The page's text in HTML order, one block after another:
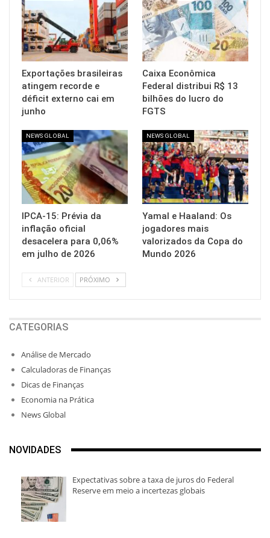
Exportações brasileiras
atingem recorde e
déficit externo cai em
junho
Caixa Econômica
Federal distribui R$ 13
bilhões do lucro do
FGTS
NEWS GLOBAL
IPCA-15: Prévia da
inflação oficial
desacelera para 0,06%
em julho de 2026
NEWS GLOBAL
Yamal e Haaland: Os
jogadores mais
valorizados da Copa do
Mundo 2026
ANTERIOR PRÓXIMO
CATEGORIAS
Análise de Mercado
Calculadoras de Finanças
Dicas de Finanças
Economia na Prática
News Global
NOVIDADES
Expectativas sobre a taxa de juros do Federal
Reserve em meio a incertezas globais